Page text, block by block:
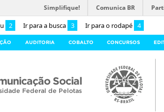
2 Ir para a busca 3 Ir para o rodapé 4
Simplifique! Comunica BR
AUDITORIA COBALTO CONCURSOS
Social
Federal de Pelotas